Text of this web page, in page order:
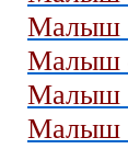
Малыш
Малыш
Малыш
Малыш